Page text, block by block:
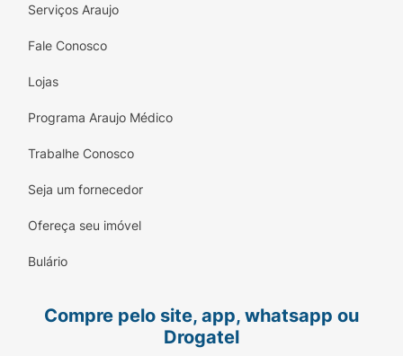
Serviços Araujo
Fale Conosco
Lojas
Programa Araujo Médico
Trabalhe Conosco
Seja um fornecedor
Ofereça seu imóvel
Bulário
Compre pelo site, app, whatsapp ou
Drogatel